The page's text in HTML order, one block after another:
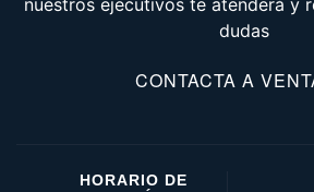
nuestros ejecutivos te atenderá y
dudas
CONTACTA A
HORARIO DE